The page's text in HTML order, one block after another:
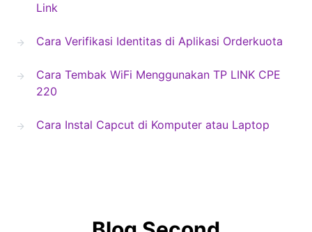
Link
Cara Verifikasi Identitas di Aplikasi Orderkuota
Cara Tembak WiFi Menggunakan TP LINK CPE
220
Cara Instal Capcut di Komputer atau Laptop